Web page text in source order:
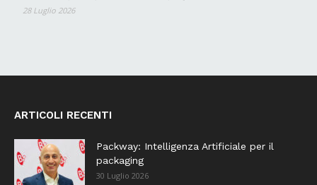
28 Luglio 2026
ARTICOLI RECENTI
Packway: Intelligenza Artificiale per il
packaging
30 Luglio 2026